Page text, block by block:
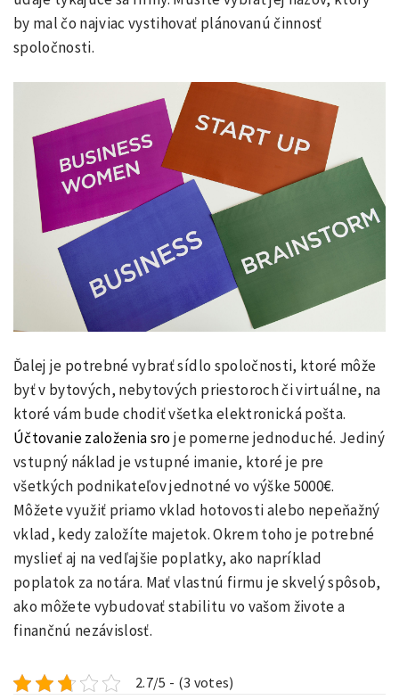
by mal čo najviac vystihovať plánovanú činnosť
spoločnosti.
Ďalej je potrebné vybrať sídlo spoločnosti, ktoré môže
byť v bytových, nebytových priestoroch či virtuálne, na
ktoré vám bude chodiť všetka elektronická pošta.
Účtovanie založenia sroje pomerne jednoduché. Jediný
vstupný náklad je vstupné imanie, ktoré je pre
všetkých podnikateľov jednotné vo výške 5000€.
Môžete využiť priamo vklad hotovosti alebo nepeňažný
vklad, kedy založíte majetok. Okrem toho je potrebné
myslieť aj na vedľajšie poplatky, ako napríklad
poplatok za notára. Mať vlastnú firmu je skvelý spôsob,
ako môžete vybudovať stabilitu vo vašom živote a
finančnú nezávislosť.
2.7/5 - (3 votes)